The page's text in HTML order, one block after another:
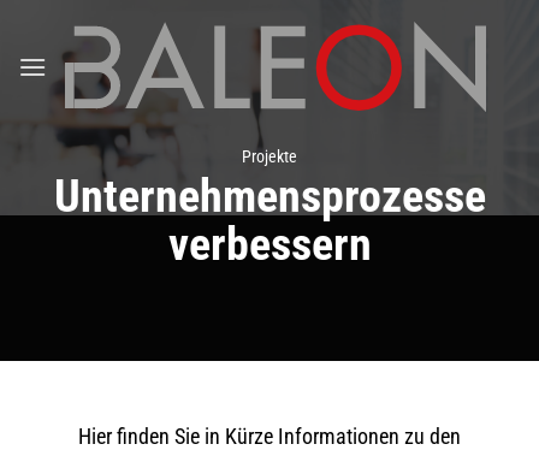
springen
Projekte
Unternehmensprozesse
verbessern
Hier finden Sie in Kürze Informationen zu den